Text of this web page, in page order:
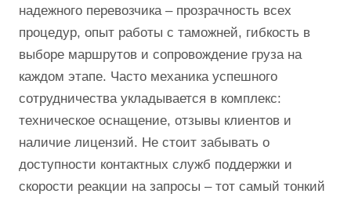
надежного перевозчика – прозрачность всех
процедур, опыт работы с таможней, гибкость в
выборе маршрутов и сопровождение груза на
каждом этапе. Часто механика успешного
сотрудничества укладывается в комплекс:
техническое оснащение, отзывы клиентов и
наличие лицензий. Не стоит забывать о
доступности контактных служб поддержки и
скорости реакции на запросы – тот самый тонкий